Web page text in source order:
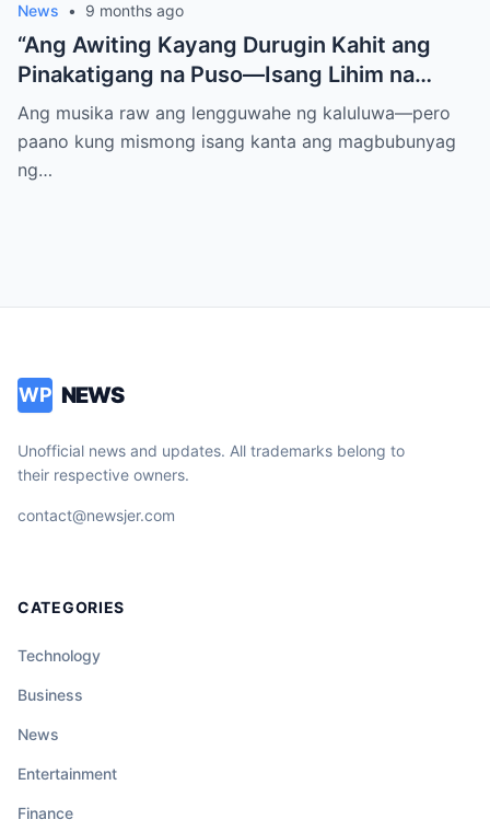
News • 9 months ago
“Ang Awiting Kayang Durugin Kahit ang
Pinakatigang na Puso—Isang Lihim na
Himig na Maglalantad ng Sakit,
Pagkakawatak, at mga Kapatid na
Nakalimot Magmahal
Ang musika raw ang lengguwahe ng kaluluwa—pero
paano kung mismong isang kanta ang magbubunyag
ng…
WP NEWS
Unofficial news and updates. All trademarks belong to
their respective owners.
contact@newsjer.com
CATEGORIES
Technology
Business
News
Entertainment
Finance